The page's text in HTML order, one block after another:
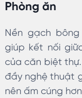
Phòng ăn
Nền gạch
giúp kết nối
của căn biệt
đầy nghệ thuật
nên ấm cúng